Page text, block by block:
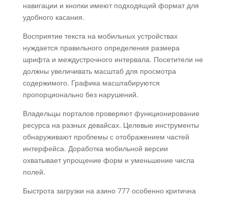
навигации и кнопки имеют подходящий формат для
удобного касания.
Восприятие текста на мобильных устройствах
нуждается правильного определения размера
шрифта и междустрочного интервала. Посетители не
должны увеличивать масштаб для просмотра
содержимого. Графика масштабируются
пропорционально без нарушений.
Владельцы порталов проверяют функционирование
ресурса на разных девайсах. Целевые инструменты
обнаруживают проблемы с отображением частей
интерфейса. Доработка мобильной версии
охватывает упрощение форм и уменьшение числа
полей.
Быстрота загрузки на азино 777 особенно критична